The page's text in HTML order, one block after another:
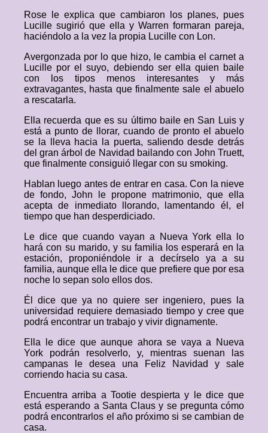
Rose le explica que cambiaron los planes, pues
Lucille sugirió que ella y Warren formaran pareja,
haciéndolo a la vez la propia Lucille con Lon.
Avergonzada por lo que hizo, le cambia el carnet a
Lucille por el suyo, debiendo ser ella quien baile
con los tipos menos interesantes y más
extravagantes, hasta que finalmente sale el abuelo
a rescatarla.
Ella recuerda que es su último baile en San Luis y
está a punto de llorar, cuando de pronto el abuelo
se la lleva hacia la puerta, saliendo desde detrás
del gran árbol de Navidad bailando con John Truett,
que finalmente consiguió llegar con su smoking.
Hablan luego antes de entrar en casa. Con la nieve
de fondo, John le propone matrimonio, que ella
acepta de inmediato llorando, lamentando él, el
tiempo que han desperdiciado.
Le dice que cuando vayan a Nueva York ella lo
hará con su marido, y su familia los esperará en la
estación, proponiéndole ir a decírselo ya a su
familia, aunque ella le dice que prefiere que por esa
noche lo sepan solo ellos dos.
Él dice que ya no quiere ser ingeniero, pues la
universidad requiere demasiado tiempo y cree que
podrá encontrar un trabajo y vivir dignamente.
Ella le dice que aunque ahora se vaya a Nueva
York podrán resolverlo, y, mientras suenan las
campanas le desea una Feliz Navidad y sale
corriendo hacia su casa.
Encuentra arriba a Tootie despierta y le dice que
está esperando a Santa Claus y se pregunta cómo
podrá encontrarlos el año próximo si se cambian de
casa.